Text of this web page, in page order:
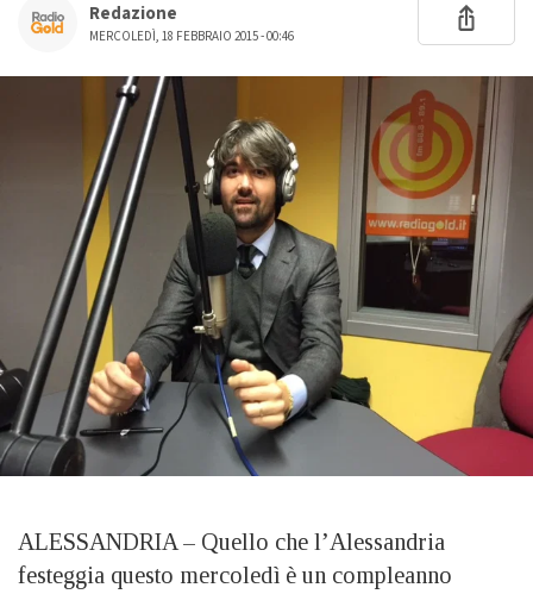
Redazione
MERCOLEDÌ, 18 FEBBRAIO 2015 - 00:46
ALESSANDRIA – Quello che l’Alessandria
festeggia questo mercoledì è un compleanno